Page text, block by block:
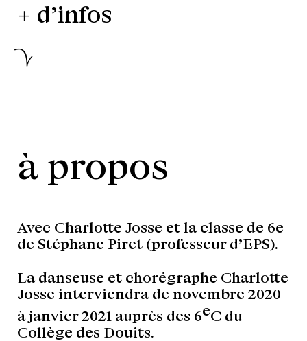
+ d’infos
à propos
Avec Charlotte Josse et la classe de 6e
de Stéphane Piret (professeur d’EPS).
La danseuse et chorégraphe Charlotte
Josse interviendra de novembre 2020
à janvier 2021 auprès des 6eC du
Collège des Douits.